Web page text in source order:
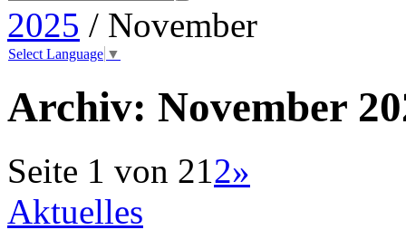
2025 / November
Select Language ▼
Archiv: November
Seite 1 von 212»
Aktuelles